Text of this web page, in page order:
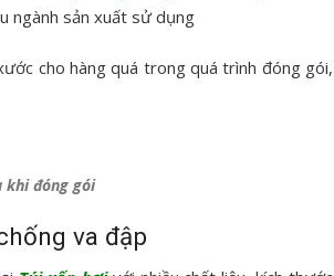
ngành sản xuất sử dụng
cho hàng quá trong quá trình đóng gói,
khi đóng gói
va đập